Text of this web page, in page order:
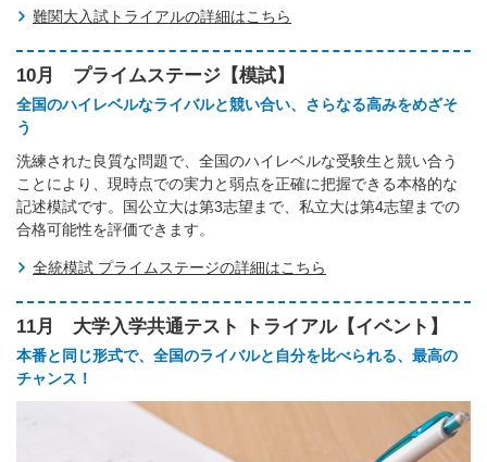
難関大入試トライアルの詳細はこちら
10月 プライムステージ【模試】
全国のハイレベルなライバルと競い合い、さらなる高みをめざそ
う
洗練された良質な問題で、全国のハイレベルな受験生と競い合う
ことにより、現時点での実力と弱点を正確に把握できる本格的な
記述模試です。国公立大は第3志望まで、私立大は第4志望までの
合格可能性を評価できます。
全統模試 プライムステージの詳細はこちら
11月 大学入学共通テスト トライアル【イベント】
本番と同じ形式で、全国のライバルと自分を比べられる、最高の
チャンス！